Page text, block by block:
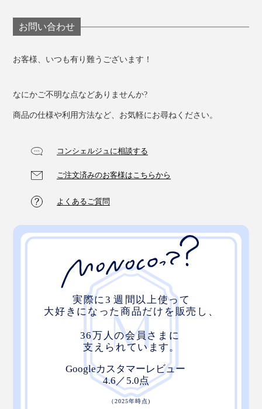
シャンプーを流し終わった後は、アタマ全体がじんわり
仕上げに、『572』の「薬用トリートメント」「薬用育
毛剤」を使えば、頭皮も、髪も、いっそう健やかに。
お問い合わせ
お客様、いつも有り難うございます！
なにかご不明な点などありませんか?
商品の仕様や利用方法など、お気軽にお尋ねください。
コンシェルジュに相談する
ご注文済みのお客様はこちらから
よくあるご質問